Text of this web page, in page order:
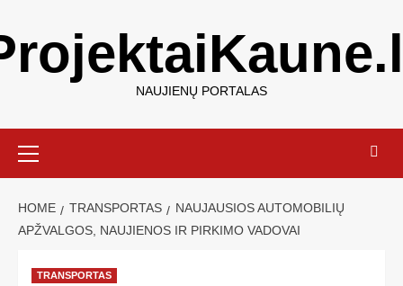
NAUJIENŲ PORTALAS
HOME TRANSPORTAS
NAUJAUSIOS AUTOMOBILIŲ
APŽVALGOS, NAUJIENOS IR PIRKIMO VADOVAI
TRANSPORTAS